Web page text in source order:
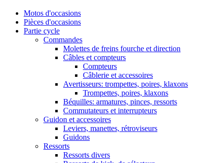
Motos d'occasions
Pièces d'occasions
Partie cycle
Commandes
Molettes de freins fourche et direction
Câbles et compteurs
Compteurs
Câblerie et accessoires
Avertisseurs: trompettes, poires, klaxons
Trompettes, poires, klaxons
Béquilles: armatures, pinces, ressorts
Commutateurs et interrupteurs
Guidon et accessoires
Leviers, manettes, rétroviseurs
Guidons
Ressorts
Ressorts divers